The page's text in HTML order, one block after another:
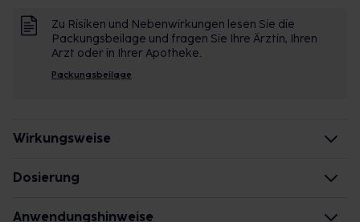
Studie bestätigt Wirksamkeit und Verträglichkeit
Bisher vorliegende, überzeugende
Studienergebnissed zu Meditonsin® Tropfen mit
mittlerweile insgesamt mehr als 5000a, b, c
Die groß angelegte Anwender-Studie mit mehr als
1.000 erkälteten Patienten brachte folgende
Ergebnisse:
Zu Risiken und Nebenwirkungen lesen Sie die
Packungsbeilage und fragen Sie Ihre Ärztin, Ihren
Arzt oder in Ihrer Apotheke.
Packungsbeilage
Wirkungsweise
Dosierung
Anwendungshinweise